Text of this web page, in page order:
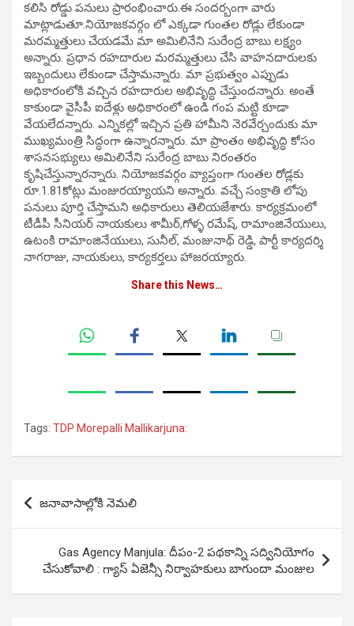
కలిసి రోడ్డు పనులు ప్రారంభించారు.ఈ సందర్బంగా వారు
మాట్లాడుతూ.నియోజకవర్గం లో ఎక్కడా గుంతల రోడ్లు లేకుండా
మరమ్మత్తులు చేయడమే మా అమిలినేని సురేంద్ర బాబు లక్ష్యం
అన్నారు. ప్రధాన రహదారుల మరమ్మత్తులు చేసి వాహనదారులకు
ఇబ్బందులు లేకుండా చేస్తామన్నారు. మా ప్రభుత్వం ఎప్పుడు
అధికారంలోకి వచ్చిన రహదారుల అభివృద్ధి చేస్తుందన్నారు. అంతే
కాకుండా వైసీపీ ఐదేళ్లు అధికారంలో ఉండి గంప మట్టి కూడా
వేయలేదన్నారు. ఎన్నికల్లో ఇచ్చిన ప్రతి హామీని నెరవేర్చందుకు మా
ముఖ్యమంత్రి సిద్ధంగా ఉన్నారన్నారు. మా ప్రాంతం అభివృద్ధి కోసం
శాసనసభ్యులు అమిలినేని సురేంద్ర బాబు నిరంతరం
కృషిచేస్తున్నారన్నారు. నియోజకవర్గం వ్యాప్తంగా గుంతల రోడ్లకు
రూ.1.81కోట్లు మంజురయ్యాయని అన్నారు. వచ్చే సంక్రాతి లోపు
పనులు పూర్తి చేస్తామని అధికారులు తెలియజేశారు. కార్యక్రమంలో
టీడీపీ సీనియర్ నాయకులు శామీర్,గోళ్ళ రమేష్, రామాంజినేయులు,
ఉటంకి రామాంజినేయులు, సునీల్, మంజునాథ్ రెడ్డి, పార్టీ కార్యదర్శి
నాగరాజు, నాయకులు, కార్యకర్తలు హాజరయ్యారు.
Share this News…
Tags: TDP Morepalli Mallikarjuna:
Post
navigation
జనావాసాల్లోకి నెమలి
Gas Agency Manjula: దీపం-2 పథకాన్ని సద్వినియోగం
చేసుకోవాలి : గ్యాస్ ఏజెన్సీ నిర్వాహకులు బాగుందా మంజుల